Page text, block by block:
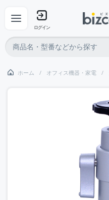
ログイン
ホーム オフィス機器・家電